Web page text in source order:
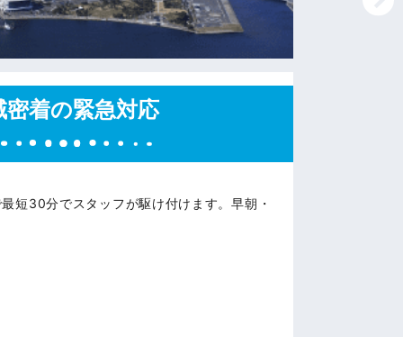
密着の緊急対応
短30分でスタッフが駆け付けます。早朝・